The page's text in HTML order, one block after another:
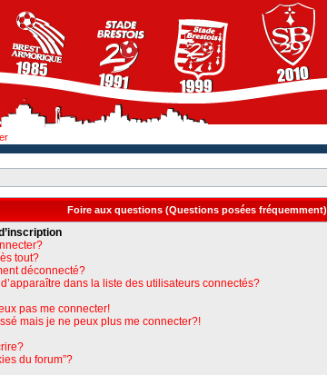
Foire aux questions (Questions posées fréquemment)
tout?
déconnecté?
dans la liste des utilisateurs connectés?
pas me connecter!
mais je ne peux plus me connecter?!
du forum”?